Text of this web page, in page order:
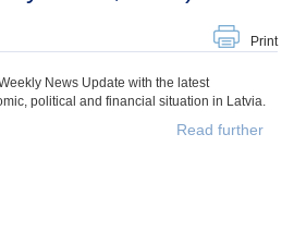
Print
News Update with the latest
political and financial situation in Latvia.
Read further